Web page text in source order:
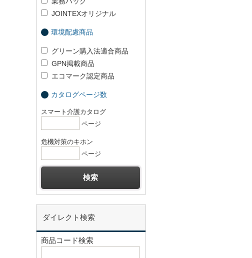
JOINTEXオリジナル
環境配慮商品
グリーン購入法適合商品
GPN掲載商品
エコマーク認定商品
カタログページ数
スマート介護カタログ
ページ
危機対策のキホン
ページ
ダイレクト検索
商品コード検索